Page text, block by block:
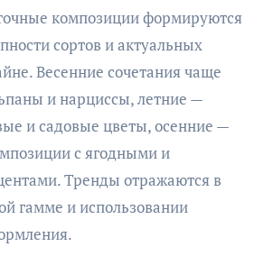
композиции формируются
сортов и актуальных
Весенние сочетания чаще
и нарциссы, летние —
и садовые цветы, осенние —
с ягодными и
Тренды отражаются в
гамме и использовании